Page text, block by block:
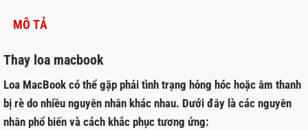
MÔ TẢ
Thay loa macbook
Loa MacBook có thể gặp phải tình trạng hỏng hóc hoặc âm thanh
bị rè do nhiều nguyên nhân khác nhau. Dưới đây là các nguyên
nhân phổ biến và cách khắc phục tương ứng: